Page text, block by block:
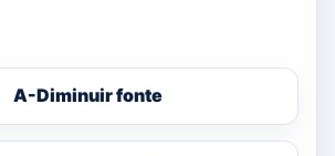
A-Diminuir fonte